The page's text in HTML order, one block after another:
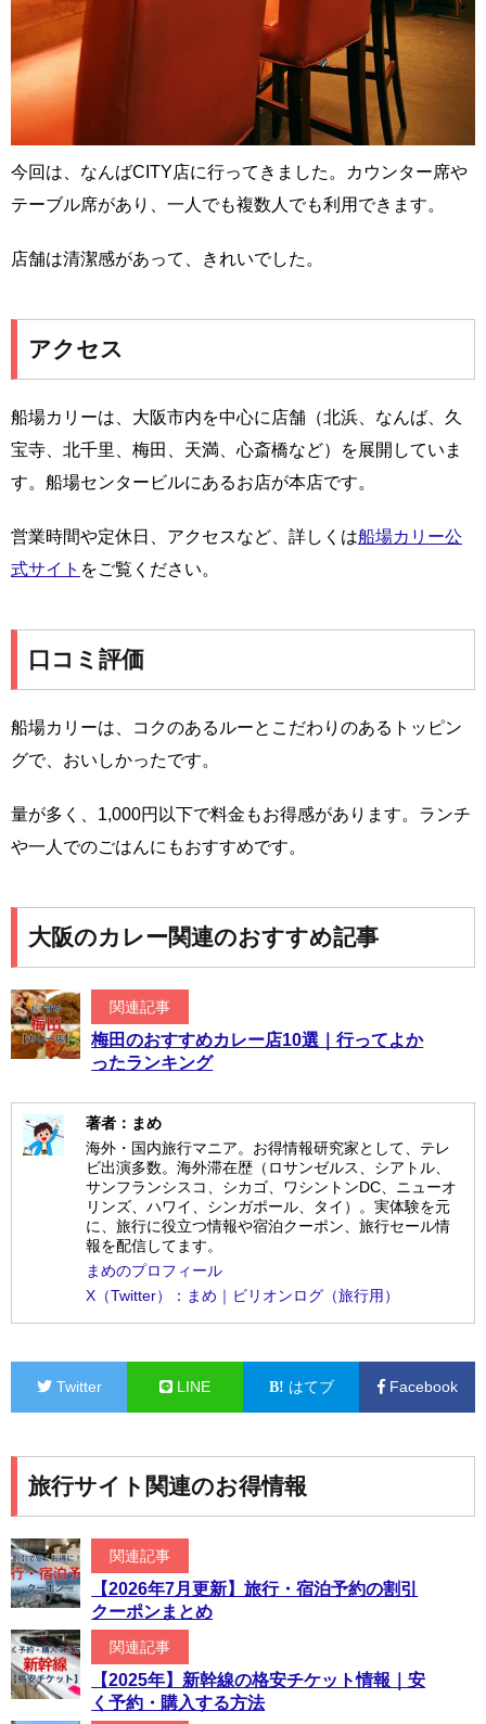
今回は、なんばCITY店に行ってきました。カウンター席や
テーブル席があり、一人でも複数人でも利用できます。
店舗は清潔感があって、きれいでした。
アクセス
船場カリーは、大阪市内を中心に店舗（北浜、なんば、久
宝寺、北千里、梅田、天満、心斎橋など）を展開していま
す。船場センタービルにあるお店が本店です。
営業時間や定休日、アクセスなど、詳しくは船場カリー公
式サイト をご覧ください。
口コミ評価
船場カリーは、コクのあるルーとこだわりのあるトッピン
グで、おいしかったです。
量が多く、1,000円以下で料金もお得感があります。ランチ
や一人でのごはんにもおすすめです。
大阪のカレー関連のおすすめ記事
関連記事
梅田のおすすめカレー店10選｜行ってよか
ったランキング
著者：まめ
海外・国内旅行マニア。お得情報研究家として、テレ
ビ出演多数。海外滞在歴（ロサンゼルス、シアトル、
サンフランシスコ、シカゴ、ワシントンDC、ニューオ
リンズ、ハワイ、シンガポール、タイ）。実体験を元
に、旅行に役立つ情報や宿泊クーポン、旅行セール情
報を配信してます。
まめのプロフィール
X（Twitter）：まめ｜ビリオンログ（旅行用）
Twitter LINE はてブ Facebook
旅行サイト関連のお得情報
関連記事
【2026年7月更新】旅行・宿泊予約の割引
クーポンまとめ
関連記事
【2025年】新幹線の格安チケット情報｜安
く予約・購入する方法